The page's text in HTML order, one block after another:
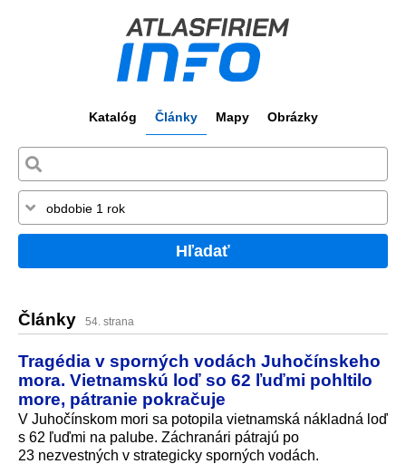
Katalóg Články Mapy Obrázky
Hľadať
Články 54. strana
Tragédia v sporných vodách Juhočínskeho
mora. Vietnamskú loď so 62 ľuďmi pohltilo
more, pátranie pokračuje
V Juhočínskom mori sa potopila vietnamská nákladná loď
s 62 ľuďmi na palube. Záchranári pátrajú po
23 nezvestných v strategicky sporných vodách.